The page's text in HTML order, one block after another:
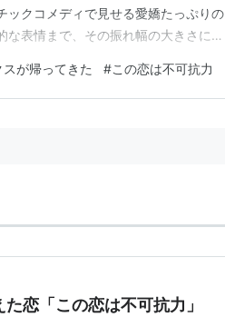
ックコメディで見せる愛嬌たっぷりの
表情まで、その振れ幅の大きさに驚
・ボアの多彩な魅力が詰まった、絶
してご紹…
スが帰ってきた #この恋は不可抗力
恋「この恋は不可抗力」